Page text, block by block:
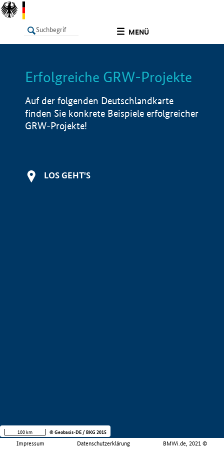
MENÜ
LISTE Info
Erfolgreiche GRW-Projekte
Auf der folgenden Deutschlandkarte
finden Sie konkrete Beispiele erfolgreicher
GRW-Projekte!
LOS GEHT'S
Impressum Datenschutzerklärung BMWi.de, 2021 ©
100 km © Geobasis-DE / BKG 2015